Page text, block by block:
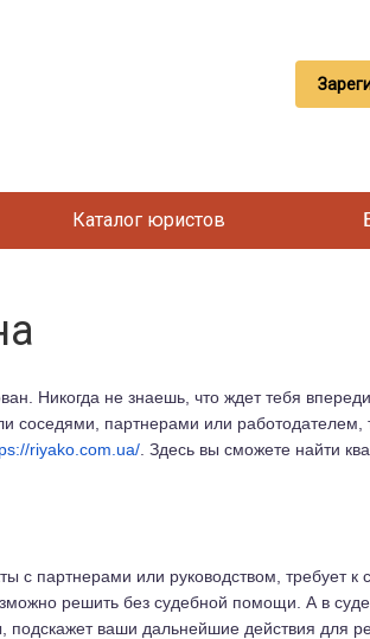
Каталог юристов
Никогда не знаешь, что ждет тебя
соседями, партнерами или
riyako.com.ua/ . Здесь вы сможете найти
с партнерами или руководством, требует
решить без судебной помощи. А в
ваши дальнейшие действия для